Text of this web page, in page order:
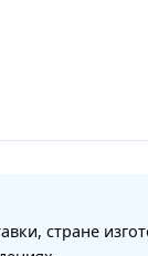
стране